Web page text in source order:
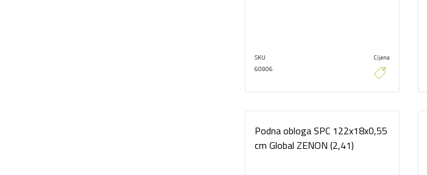
SKU
60906
Cijena
Podna obloga SPC 122x18x0,55
cm Global ZENON (2,41)